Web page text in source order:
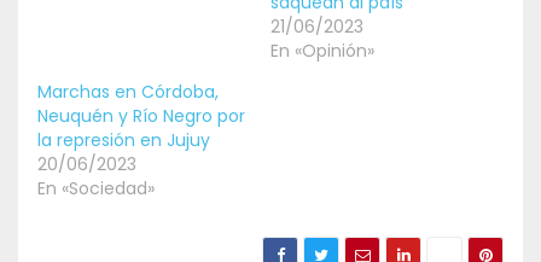
21/06/2023
En «Opinión»
Marchas en Córdoba,
Neuquén y Río Negro por
la represión en Jujuy
20/06/2023
En «Sociedad»